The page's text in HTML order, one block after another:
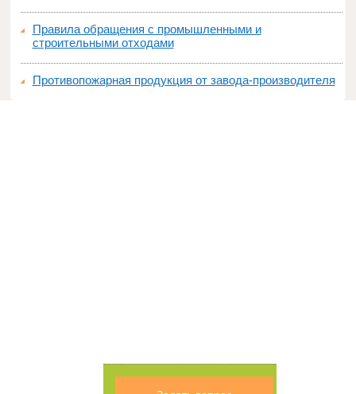
Правила обращения с промышленными и
строительными отходами
Противопожарная продукция от завода-производителя